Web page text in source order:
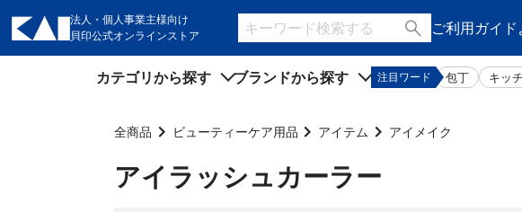
法人・個人事業主様向け
貝印公式オンラインストア
ご利用ガイド
カテゴリから探す
ビューティーケア用品
ブランドから探す
ビューティーケア用品
注目ワード 包丁 キッ
全商品 ビューティーケア用品 アイテム アイメイク
アイラッシュカーラー